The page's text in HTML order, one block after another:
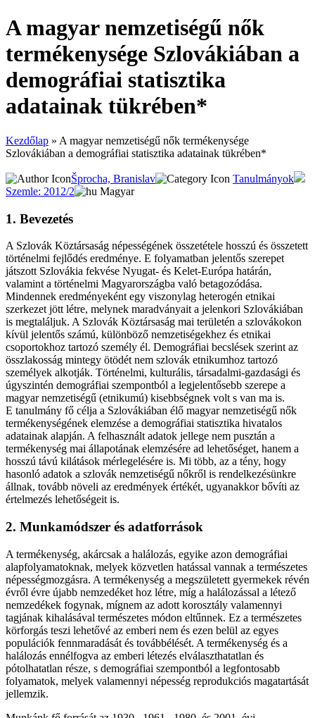
A magyar nemzetiségű nők
termékenysége Szlovákiában a
demográfiai statisztika
adatainak tükrében*
Kezdőlap » A magyar nemzetiségű nők termékenysége
Szlovákiában a demográfiai statisztika adatainak tükrében*
Šprocha, Branislav
Tanulmányok
Szemle: 2012/2
Magyar
1. Bevezetés
A Szlovák Köztársaság népességének összetétele hosszú és összetett
történelmi fejlődés eredménye. E folyamatban jelentős szerepet
játszott Szlovákia fekvése Nyugat- és Kelet-Európa határán,
valamint a történelmi Magyarországba való betagozódása.
Mindennek eredményeként egy viszonylag heterogén etnikai
szerkezet jött létre, melynek maradványait a jelenkori Szlovákiában
is megtaláljuk. A Szlovák Köztársaság mai területén a szlovákokon
kívül jelentős számú, különböző nemzetiségekhez és etnikai
csoportokhoz tartozó személy él. Demográfiai becslések szerint az
összlakosság mint­egy ötödét nem szlovák etnikumhoz tartozó
személyek alkotják. Történelmi, kulturális, társadalmi-gazdasági és
úgyszintén demográfiai szempontból a legjelentősebb szerepe a
magyar nemzetiségű (etnikumú) kisebbségnek volt s van ma is.
E tanulmány fő célja a Szlovákiában élő magyar nemzetiségű nők
termékenységének elemzése a demográfiai statisztika hivatalos
adatainak alapján. A felhasznált adatok jellege nem pusztán a
termékenység mai állapotának elemzésére ad lehetőséget, hanem a
hosszú távú kilátások mérlegelésére is. Mi több, az a tény, hogy
hasonló adatok a szlovák nemzetiségű nőkről is rendelkezésünkre
állnak, tovább növeli az eredmények értékét, ugyanakkor bővíti az
értelmezés lehetőségeit is.
2. Munkamódszer és adatforrások
A termékenység, akárcsak a halálozás, egyike azon demográfiai
alapfolyamatoknak, melyek közvetlen hatással vannak a természetes
népességmozgásra. A termékenység a megszületett gyermekek révén
évről évre újabb nemzedéket hoz létre, míg a halálozással a létező
nemzedékek fogynak, mígnem az adott korosztály valamennyi
tagjának kihalásával természetes módon eltűnnek. Ez a természetes
körforgás teszi lehetővé az emberi nem és ezen belül az egyes
populációk fennmaradását és továbbélését. A termékenység és a
halálozás ennélfogva az emberi létezés elválaszthatatlan és
pótolhatatlan része, s demográfiai szempontból a legfontosabb
folyamatok, melyek valamennyi népesség reprodukciós magatartását
jellemzik.